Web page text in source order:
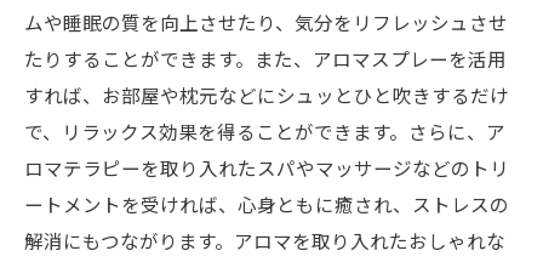
ムや睡眠の質を向上させたり、気分をリフレッシュさせ
たりすることができます。また、アロマスプレーを活用
すれば、お部屋や枕元などにシュッとひと吹きするだけ
で、リラックス効果を得ることができます。さらに、ア
ロマテラピーを取り入れたスパやマッサージなどのトリ
ートメントを受ければ、心身ともに癒され、ストレスの
解消にもつながります。アロマを取り入れたおしゃれな